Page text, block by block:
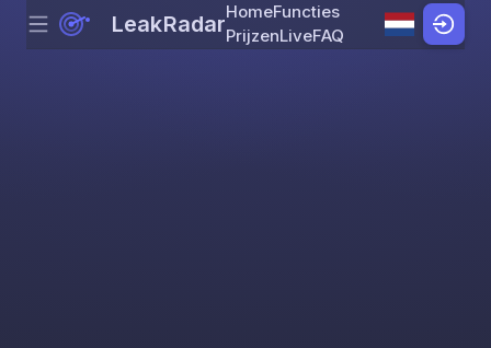
Skip to content
Menu LeakRadarHomeFuncties
PrijzenLiveFAQ